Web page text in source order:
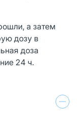
а затем
дозу в
доза
24 ч.